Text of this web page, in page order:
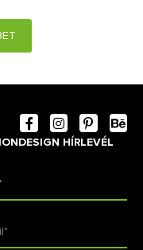
HÍRLEVÉL